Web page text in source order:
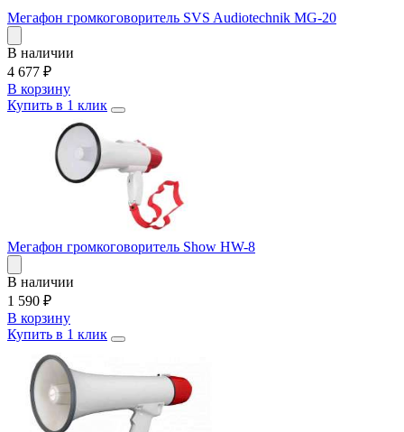
Мегафон громкоговоритель SVS Audiotechnik MG-20
В наличии
4 677 ₽
В корзину
Купить в 1 клик
Мегафон громкоговоритель Show HW-8
В наличии
1 590 ₽
В корзину
Купить в 1 клик